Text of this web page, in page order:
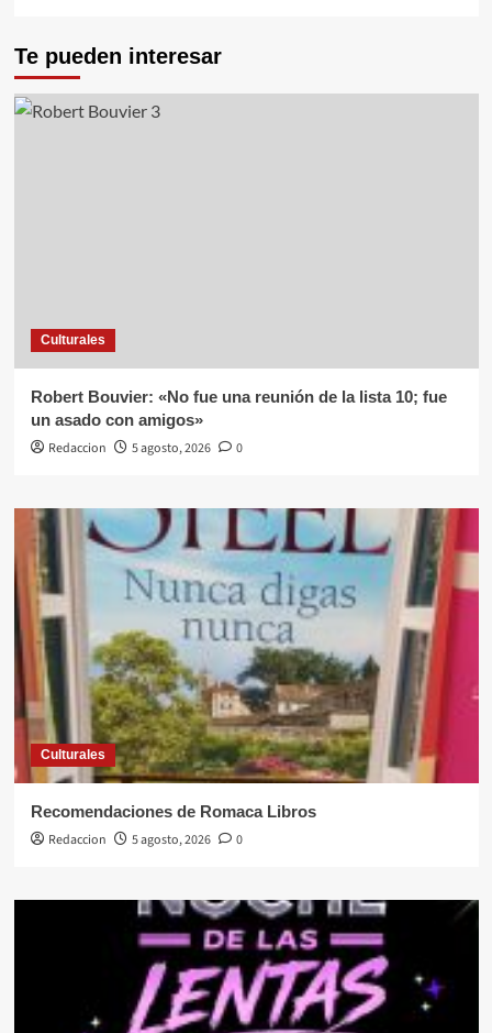
Te pueden interesar
Culturales
Robert Bouvier: «No fue una reunión de la lista 10; fue
un asado con amigos»
Redaccion
5 agosto, 2026 0
Culturales
Recomendaciones de Romaca Libros
Redaccion
5 agosto, 2026 0